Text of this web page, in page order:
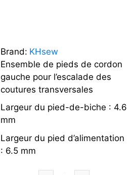
Brand: KHsew
Ensemble de pieds de cordon
gauche pour l’escalade des
coutures transversales
Largeur du pied-de-biche : 4.6
mm
Largeur du pied d’alimentation
: 6.5 mm